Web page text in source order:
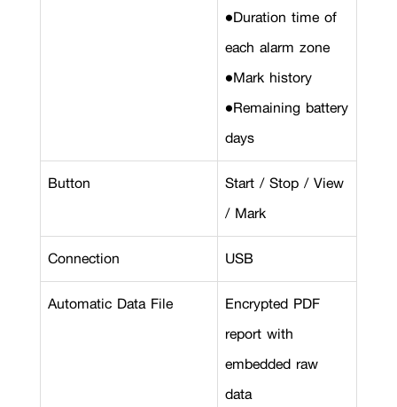
•Duration time of
each alarm zone
•Mark history
•Remaining battery
days
Button
Start / Stop / View
/ Mark
Connection
USB
Automatic Data File
Encrypted PDF
report with
embedded raw
data